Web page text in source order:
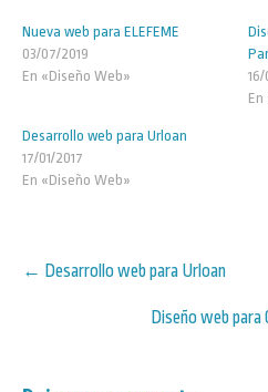
Nueva web para ELEFEME
03/07/2019
En «Diseño Web»
16/
En
Desarrollo web para Urloan
17/01/2017
En «Diseño Web»
Post
navigation
← Desarrollo web para Urloan
Diseño web